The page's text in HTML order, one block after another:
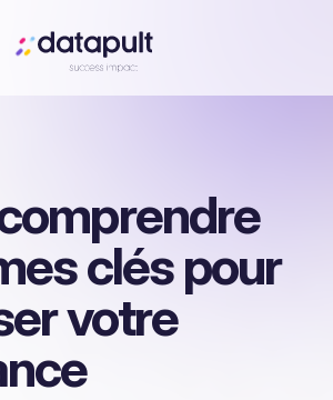
clés pour
votre